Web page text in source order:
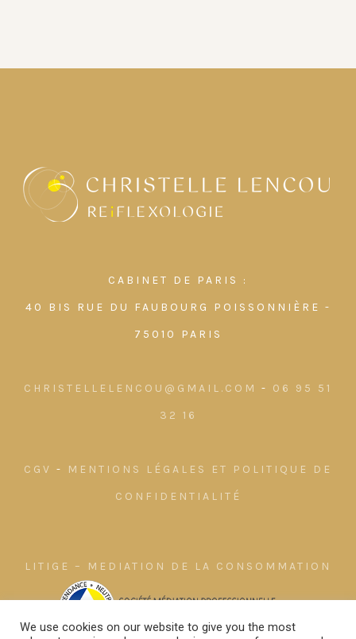
CABINET DE PARIS :
40 BIS RUE DU FAUBOURG POISSONNIÈRE -
75010 PARIS
CHRISTELLELENCOU@GMAIL.COM - 06 95 51
32 16
CGV -
MENTIONS LÉGALES ET POLITIQUE DE
CONFIDENTIALITÉ
LITIGE – MEDIATION DE LA CONSOMMATION
We use cookies on our website to give you the most